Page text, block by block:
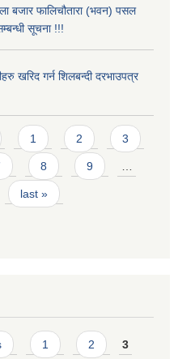
बजार फालिचौतारा (भवन) पसल
सूचना !!!
खरिद गर्न शिलबन्दी दरभाउपत्र
1 2 3
8 9
last »
1 2 3